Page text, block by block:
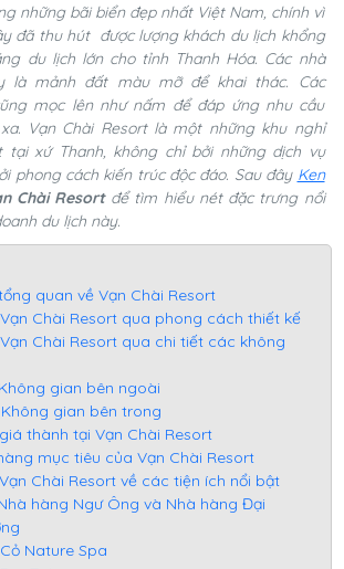
những bãi biển đẹp nhất Việt Nam, chính vì
đã thu hút được lượng khách du lịch khổng
du lịch lớn cho tỉnh Thanh Hóa. Các nhà
là mảnh đất màu mỡ để khai thác. Các
mọc lên như nấm để đáp ứng nhu cầu
Vạn Chài Resort là một những khu nghỉ
tại xứ Thanh, không chỉ bởi những dịch vụ
phong cách kiến trúc độc đáo. Sau đây Ken
Chài Resortđể tìm hiểu nét đặc trưng nổi
du lịch này.
quan về Vạn Chài Resort
Vạn Chài Resort qua phong cách thiết kế
Chài Resort qua chi tiết các không
Không gian bên ngoài
Không gian bên trong
thành tại Vạn Chài Resort
mục tiêu của Vạn Chài Resort
Chài Resort về các tiện ích nổi bật
Nhà hàng Ngư Ông và Nhà hàng Đại
Nature Spa